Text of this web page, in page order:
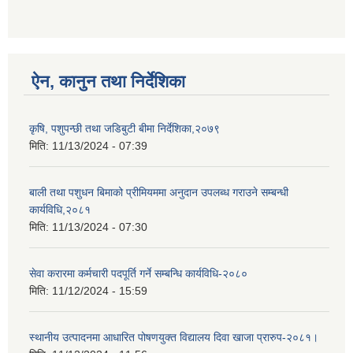
ऐन, कानुन तथा निर्देशिका
कृषि, पशुपन्छी तथा जडिबुटी बीमा निर्देशिका,२०७९
मिति: 11/13/2024 - 07:39
बाली तथा पशुधन बिमाको प्रीमियममा अनुदान उपलब्ध गराउने सम्बन्धी
कार्यविधि,२०८१
मिति: 11/13/2024 - 07:30
सेवा करारमा कर्मचारी पदपूर्ति गर्ने सम्बन्धि कार्यविधि-२०८०
मिति: 11/12/2024 - 15:59
स्थानीय उत्पादनमा आधारित पोषणयुक्त विद्यालय दिवा खाजा प्रारुप-२०८१।